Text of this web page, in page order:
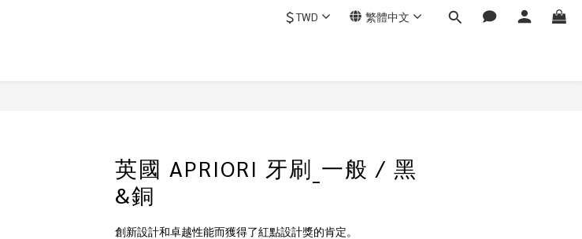
$TWD 繁體中文
英國 APRIORI 牙刷_一般 / 黑
&銅
創新設計和卓越性能而獲得了紅點設計獎的肯定。